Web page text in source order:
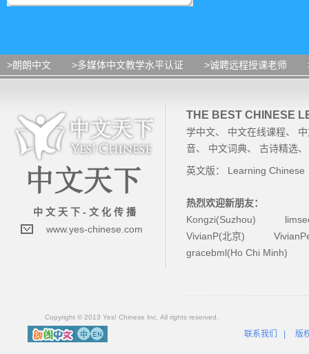
>朗朗中文 >多媒体中文教学水平认证 >诚聘远程授课老师
中 文 天 下 - 文 化 传 播
www.yes-chinese.com
THE BEST CHINESE
学中文、 中文在线课程、
音、 中文词典、 古诗精选
英文版： Learning Chinese
热烈欢迎新朋友：
Kongzi(Suzhou)
VivianP(北京)
gracebml(Ho Chi Minh)
Copyright © 2013 Yes! Chinese Inc. All rights reserved.
联系我们 版